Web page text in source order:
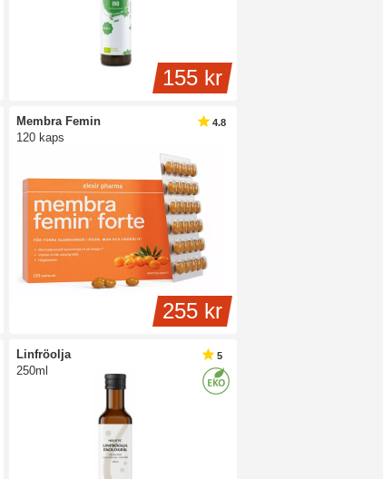
9 kan vara av stor vikt för
av det "goda" kolesterolet HDL.
det går till vet man inte riktigt ännu.
155 kr
Membra Femin
120 kaps
255 kr
4.8
Linfröolja
250ml
5